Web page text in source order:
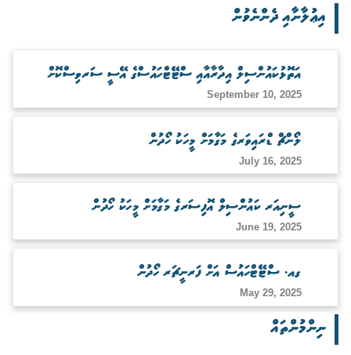
އިޢުލާނާއި ދެންނެވުން
އަތޮޅުކައުންސިލް އިދާރާއާއި ސްޓޭޓްހައުސްގެ އޭސީ ސަރވިސްކޮށް
ބަލަހައްޓާނެ ފަރާތެއް ހޯދުން
September 10, 2025
ލޯންޗް ޑްރައިވަރގެ މަގާމަށް މީހަކު ހޯދުން
July 16, 2025
ސީނިއަރ ކައުންސިލް އޮފިސަރގެ މަގާމަށް މީހަކު ހޯދުން
June 19, 2025
ގއ. ސްޓޭޓްހައުސް އަށް ފަރނީޗަރ ހޯދުން
May 29, 2025
ނިންމުންތައް